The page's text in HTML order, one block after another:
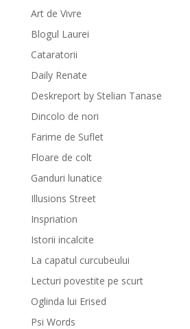
Art de Vivre
Blogul Laurei
Cataratorii
Daily Renate
Deskreport by Stelian Tanase
Dincolo de nori
Farime de Suflet
Floare de colt
Ganduri lunatice
Illusions Street
Inspriation
Istorii incalcite
La capatul curcubeului
Lecturi povestite pe scurt
Oglinda lui Erised
Psi Words